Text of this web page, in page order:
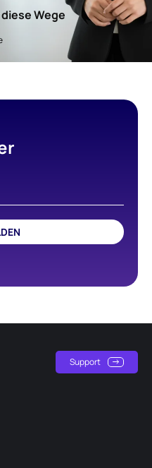
Wege
Support